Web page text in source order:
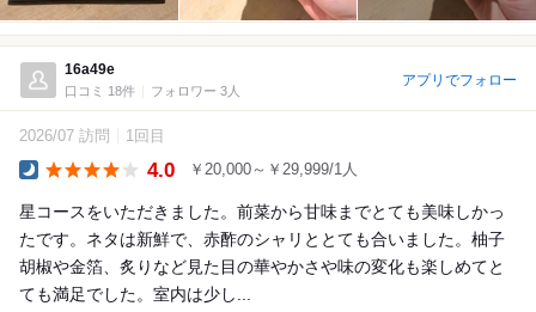
16a49e
口コミ 18件 フォロワー 3人
アプリでフォロー
2026/07 訪問 1回目
4.0 ￥20,000～￥29,999/1人
星コースをいただきました。前菜から甘味までとても美味しかっ
たです。ネタは新鮮で、赤酢のシャリととても合いました。柚子
胡椒や金箔、炙りなど見た目の華やかさや味の変化も楽しめてと
ても満足でした。室内は少し...